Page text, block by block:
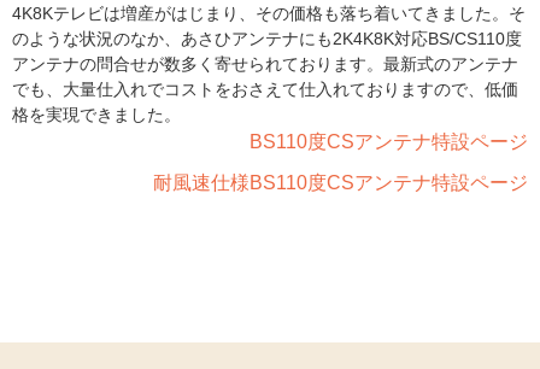
4K8Kテレビは増産がはじまり、その価格も落ち着いてきました。そ
のような状況のなか、あさひアンテナにも2K4K8K対応BS/CS110度
アンテナの問合せが数多く寄せられております。最新式のアンテナ
でも、大量仕入れでコストをおさえて仕入れておりますので、低価
格を実現できました。
BS110度CSアンテナ特設ページ
耐風速仕様BS110度CSアンテナ特設ページ